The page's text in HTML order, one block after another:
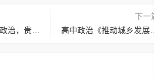
高中政治《参与政治，贵在实践》逐字稿
下一
高中政治